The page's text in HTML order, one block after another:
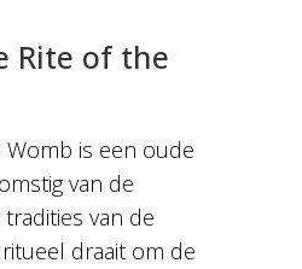
Rite of the
Womb is een oude
van de
van de
draait om de